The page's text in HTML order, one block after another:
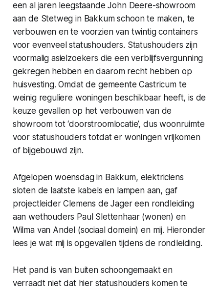
een al jaren leegstaande John Deere-showroom
aan de Stetweg in Bakkum schoon te maken, te
verbouwen en te voorzien van twintig containers
voor evenveel statushouders. Statushouders zijn
voormalig asielzoekers die een verblijfsvergunning
gekregen hebben en daarom recht hebben op
huisvesting. Omdat de gemeente Castricum te
weinig reguliere woningen beschikbaar heeft, is de
keuze gevallen op het verbouwen van de
showroom tot ‘doorstroomlocatie’, dus woonruimte
voor statushouders totdat er woningen vrijkomen
of bijgebouwd zijn.
Afgelopen woensdag in Bakkum, elektriciens
sloten de laatste kabels en lampen aan, gaf
projectleider Clemens de Jager een rondleiding
aan wethouders Paul Slettenhaar (wonen) en
Wilma van Andel (sociaal domein) en mij. Hieronder
lees je wat mij is opgevallen tijdens de rondleiding.
Het pand is van buiten schoongemaakt en
verraadt niet dat hier statushouders komen te